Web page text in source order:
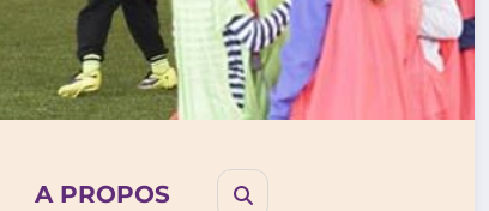
A PROPOS